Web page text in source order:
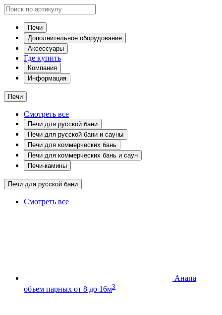
Печи
Дополнительное оборудование
Аксессуары
Где купить
Компания
Информация
Печи
Смотреть все
Печи для русской бани
Печи для русской бани и сауны
Печи для коммерческих бань
Печи для коммерческих бань и саун
Печи-камины
Печи для русской бани
Смотреть все
Анапа
объем парных от 8 до 16м3